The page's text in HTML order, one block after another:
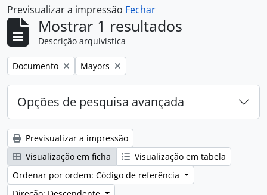
Previsualizar a impressão Fechar
Mostrar 1 resultados
Descrição arquivística
Remover filtro:
Documento Remover filtro:
Mayors
Opções de pesquisa avançada
Previsualizar a impressão
Visualização em ficha
Visualização em tabela
Ordenar por ordem: Código de referência